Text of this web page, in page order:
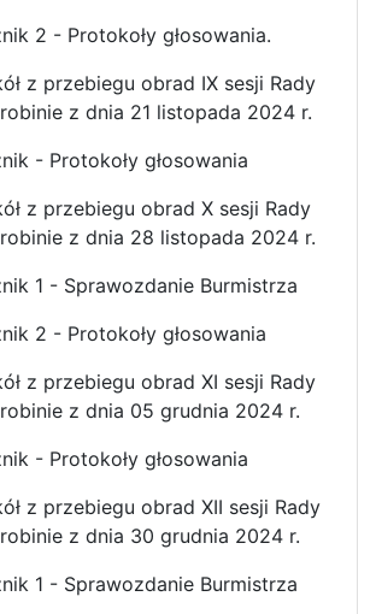
2 - Protokoły głosowania.
z przebiegu obrad IX sesji Rady
z dnia 21 listopada 2024 r.
- Protokoły głosowania
z przebiegu obrad X sesji Rady
z dnia 28 listopada 2024 r.
1 - Sprawozdanie Burmistrza
2 - Protokoły głosowania
z przebiegu obrad XI sesji Rady
z dnia 05 grudnia 2024 r.
- Protokoły głosowania
z przebiegu obrad XII sesji Rady
z dnia 30 grudnia 2024 r.
1 - Sprawozdanie Burmistrza